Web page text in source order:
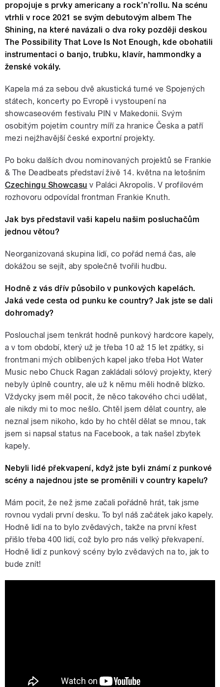
propojuje s prvky americany a rock’n’rollu. Na scénu
vtrhli v roce 2021 se svým debutovým albem The
Shining, na které navázali o dva roky později deskou
The Possibility That Love Is Not Enough, kde obohatili
instrumentaci o banjo, trubku, klavír, hammondky a
ženské vokály.
Kapela má za sebou dvě akustická turné ve Spojených
státech, koncerty po Evropě i vystoupení na
showcaseovém festivalu PIN v Makedonii. Svým
osobitým pojetím country míří za hranice Česka a patří
mezi nejžhavější české exportní projekty.
Po boku dalších dvou nominovaných projektů se Frankie
& The Deadbeats představí živě 14. května na letošním
Czechingu Showcasu v Paláci Akropolis. V profilovém
rozhovoru odpovídal frontman Frankie Knuth.
Jak bys představil vaši kapelu našim posluchačům
jednou větou?
Neorganizovaná skupina lidí, co pořád nemá čas, ale
dokážou se sejít, aby společně tvořili hudbu.
Hodně z vás dřív působilo v punkových kapelách.
Jaká vede cesta od punku ke country? Jak jste se dali
dohromady?
Poslouchal jsem tenkrát hodně punkový hardcore kapely,
a v tom období, který už je třeba 10 až 15 let zpátky, si
frontmani mých oblíbených kapel jako třeba Hot Water
Music nebo Chuck Ragan zakládali sólový projekty, který
nebyly úplně country, ale už k němu měli hodně blízko.
Vždycky jsem měl pocit, že něco takového chci udělat,
ale nikdy mi to moc nešlo. Chtěl jsem dělat country, ale
neznal jsem nikoho, kdo by ho chtěl dělat se mnou, tak
jsem si napsal status na Facebook, a tak našel zbytek
kapely.
Nebyli lidé překvapení, když jste byli známí z punkové
scény a najednou jste se proměnili v country kapelu?
Mám pocit, že než jsme začali pořádně hrát, tak jsme
rovnou vydali první desku. To byl náš začátek jako kapely.
Hodně lidí na to bylo zvědavých, takže na první křest
přišlo třeba 400 lidí, což bylo pro nás velký překvapení.
Hodně lidí z punkový scény bylo zvědavých na to, jak to
bude znít!